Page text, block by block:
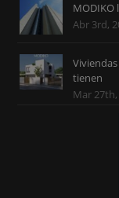
MODIKO
Abr 3rd,
tienen
Mar